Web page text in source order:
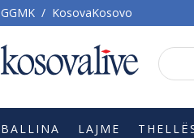
GGMK / KosovaKosovo
BALLINA LAJME